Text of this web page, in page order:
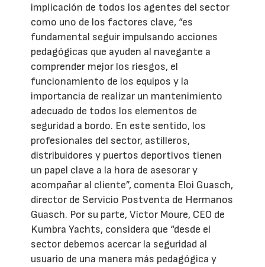
implicación de todos los agentes del sector
como uno de los factores clave, “es
fundamental seguir impulsando acciones
pedagógicas que ayuden al navegante a
comprender mejor los riesgos, el
funcionamiento de los equipos y la
importancia de realizar un mantenimiento
adecuado de todos los elementos de
seguridad a bordo. En este sentido, los
profesionales del sector, astilleros,
distribuidores y puertos deportivos tienen
un papel clave a la hora de asesorar y
acompañar al cliente”, comenta Eloi Guasch,
director de Servicio Postventa de Hermanos
Guasch. Por su parte, Víctor Moure, CEO de
Kumbra Yachts, considera que “desde el
sector debemos acercar la seguridad al
usuario de una manera más pedagógica y